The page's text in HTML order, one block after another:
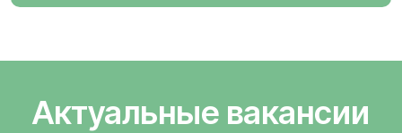
Актуальные вакансии